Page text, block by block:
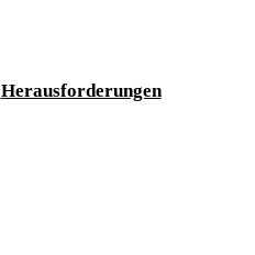
Herausforderungen